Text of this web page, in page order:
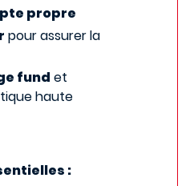
propre
pour assurer la
fund et
haute
: